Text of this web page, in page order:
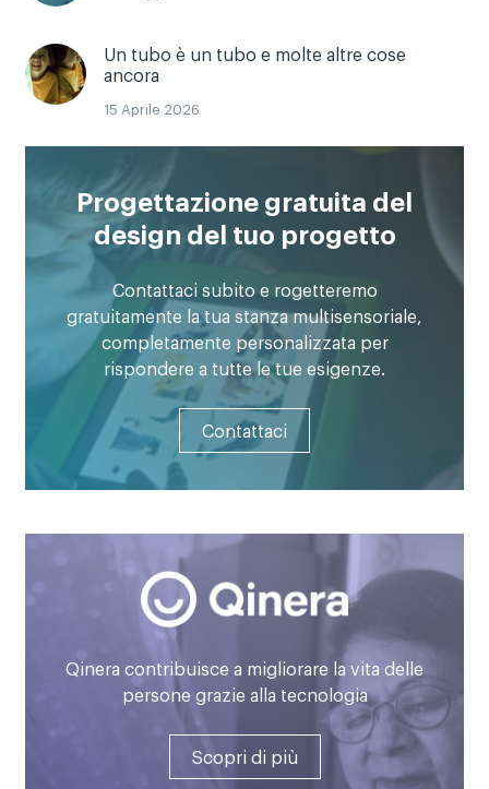
Un tubo è un tubo e molte altre cose
ancora
15 Aprile 2026
Progettazione gratuita del
design del tuo progetto
Contattaci subito e rogetteremo
gratuitamente la tua stanza multisensoriale,
completamente personalizzata per
rispondere a tutte le tue esigenze.
Contattaci
Qinera contribuisce a migliorare la vita delle
persone grazie alla tecnologia
Scopri di più